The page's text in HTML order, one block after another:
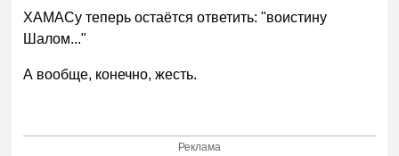
ХАМАСу теперь остаётся ответить: "воистину
Шалом..."
А вообще, конечно, жесть.
Реклама